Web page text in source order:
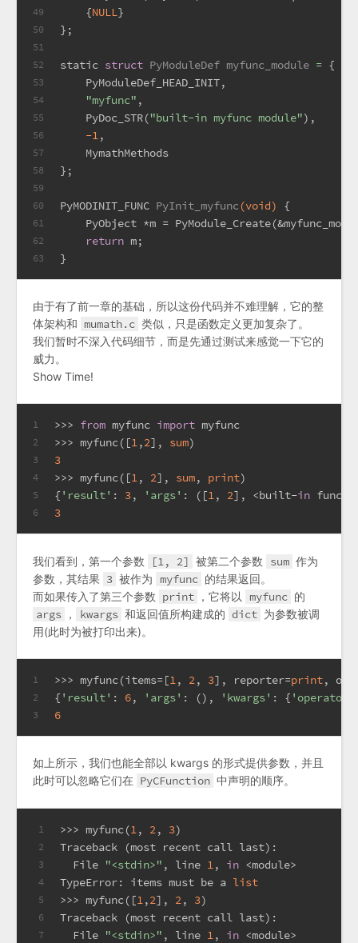
49
50
51
52
53
54
55
56
57
58
59
60
61
62
63
    {
NULL }
};
static struct PyModuleDef myfunc_module = {
    PyModuleDef_HEAD_INIT,
"myfunc" ,
    PyDoc_STR(
"built-in myfunc module"),
-1 ,
    MymathMethods
};
PyMODINIT_FUNC PyInit_myfunc(void)
{
PyObject *m =
return m;
}
由于有了前一章的基础，所以这份代码并不难理解，它的整
体架构和 mumath.c 类似，只是函数定义更加复杂了。
我们暂时不深入代码细节，而是先通过测试来感觉一下它的
威力。
Show Time!
1
2
3
4
5
6
>>> from myfunc import myfunc
>>> myfunc([1,2], sum)
3
>>> myfunc([1, 2], sum, print)
{ 'result' : 3, 'args' : ([1, 2], <built-in
3
我们看到，第一个参数 [1, 2] 被第二个参数 sum 作为
参数，其结果 3 被作为 myfunc 的结果返回。
而如果传入了第三个参数 print ，它将以 myfunc 的
args ， kwargs 和返回值所构建成的 dict 为参数被调
用(此时为被打印出来)。
1
2
3
>>> myfunc(items=[1, 2, 3], reporter=print,
{ 'result' : 6, 'args' : (), 'kwargs' : { 'operator'
6
如上所示，我们也能全部以 kwargs 的形式提供参数，并且
此时可以忽略它们在 PyCFunction 中声明的顺序。
1
2
3
4
5
6
7
>>> myfunc(1, 2, 3)
Traceback (most recent call last):
  File
"<stdin>" , line 1, in <module>
TypeError: items must be a list
>>> myfunc([1,2], 2, 3)
Traceback (most recent call last):
  File
"<stdin>" , line 1, in <module>